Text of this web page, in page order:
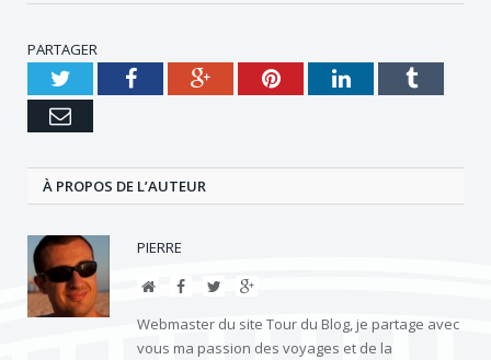
PARTAGER
TwitterFacebookGoogle+PinterestLinkedInTumblr
e-
À PROPOS DE L’AUTEUR
PIERRE
Site Facebook
TwitterGoogle+
Webmaster du site Tour du Blog, je partage avec
vous ma passion des voyages et de la